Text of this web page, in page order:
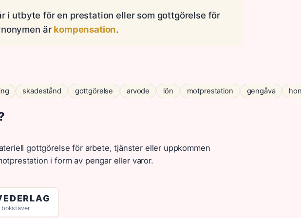
i utbyte för en prestation eller som gottgörelse för
är kompensation.
skadestånd gottgörelse arvode lön motprestation gengåva
gottgörelse för arbete, tjänster eller uppkommen
i form av pengar eller varor.
bokstäver